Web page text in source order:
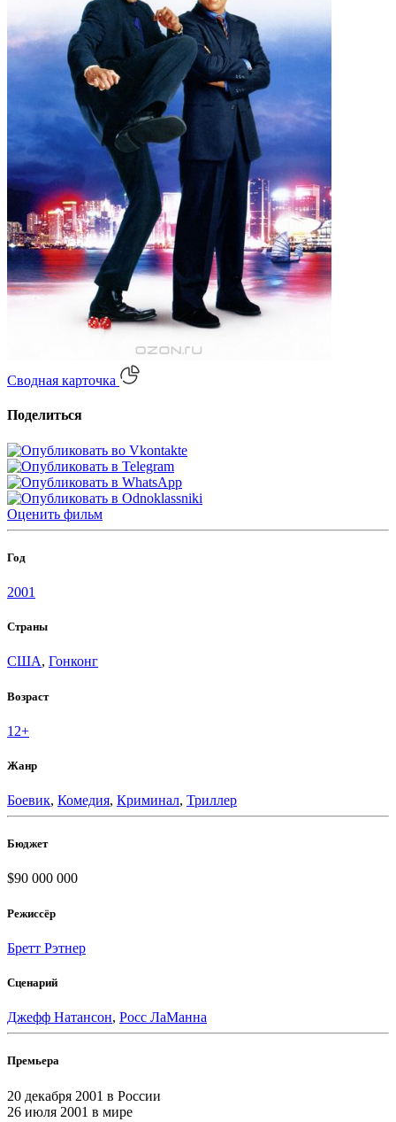
Сводная карточка
Поделиться
Оценить фильм
Год
2001
Страны
США, Гонконг
Возраст
12+
Жанр
Боевик, Комедия, Криминал, Триллер
Бюджет
$90 000 000
Режиссёр
Бретт Рэтнер
Сценарий
Джефф Натансон, Росс ЛаМанна
Премьера
20 декабря 2001 в России
26 июля 2001 в мире